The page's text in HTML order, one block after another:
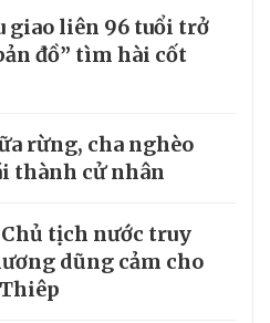
giao liên 96 tuổi trở
đồ” tìm hài cốt
rừng, cha nghèo
thành cử nhân
tịch nước truy
dũng cảm cho